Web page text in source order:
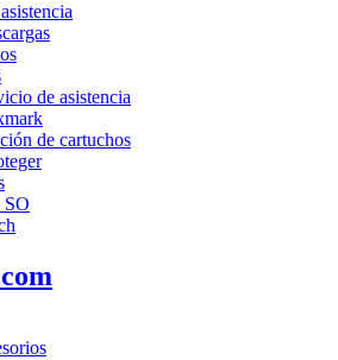
de asistencia
de cartuchos
SO